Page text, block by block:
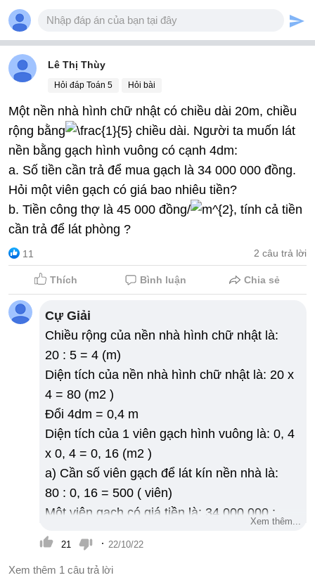
Lê Thị Thùy
Hỏi đáp Toán 5 Hỏi bài
Một nền nhà hình chữ nhật có chiều dài 20m, chiều
rộng bằng
chiều dài. Người ta muốn lát
nền bằng gạch hình vuông có cạnh 4dm:
a. Số tiền cần trả để mua gạch là 34 000 000 đồng.
Hỏi một viên gạch có giá bao nhiêu tiền?
b. Tiền công thợ là 45 000 đồng/
, tính cả tiền
cần trả để lát phòng ?
11 2 câu trả lời
Thích Bình luận Chia sẻ
Cự Giải
Chiều rộng của nền nhà hình chữ nhật là:
20 : 5 = 4 (m)
Diện tích của nền nhà hình chữ nhật là: 20 x
4 = 80 (m2 )
Đổi 4dm = 0,4 m
Diện tích của 1 viên gạch hình vuông là: 0, 4
x 0, 4 = 0, 16 (m2 )
a) Cần số viên gạch để lát kín nền nhà là:
80 : 0, 16 = 500 ( viên)
Một viên gạch có giá tiền là: 34 000 000 :
b) Số tiền cần trả để lát phòng là: 45 000 x
80 = 3 600 000 ( đồng)
Xem thêm...
21 · 22/10/22
Xem thêm 1 câu trả lời